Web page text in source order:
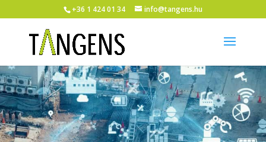
+36 1 424 01 34 info@tangens.hu